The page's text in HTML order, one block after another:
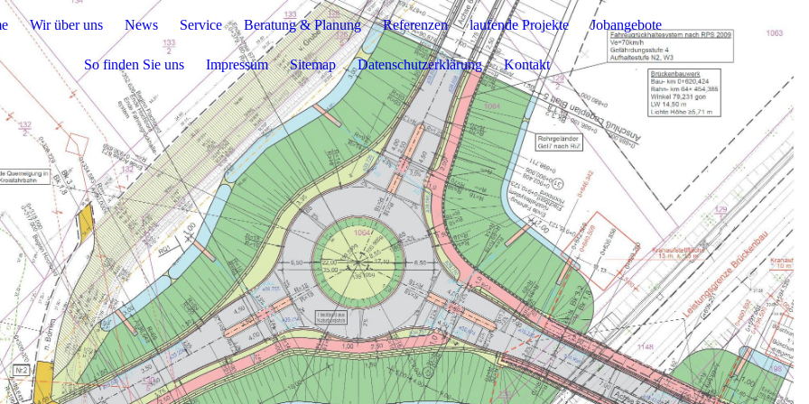
Wir über uns News Service Beratung & Planung Referenzen laufende Projekte Jobangebote
So finden Sie uns Impressum Sitemap Datenschutzerklärung Kontakt